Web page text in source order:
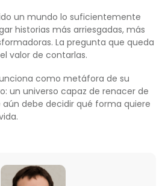
un mundo lo suficientemente
historias más arriesgadas, más
La pregunta que queda
valor de contarlas.
como metáfora de su
un universo capaz de renacer de
aún debe decidir qué forma quiere